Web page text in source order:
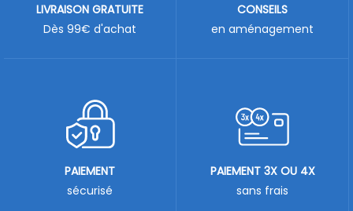
LIVRAISON GRATUITE
Dès 99€ d'achat
CONSEILS
en aménagement
PAIEMENT
sécurisé
PAIEMENT 3X OU 4X
sans frais